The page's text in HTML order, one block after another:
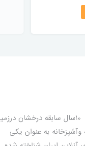
فروشگاه آنلاین پروین با 10سال سابقه درخشان
به عنوان یکی